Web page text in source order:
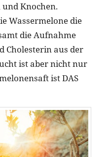
Knochen.
Wassermelone die
die Aufnahme
Cholesterin aus der
ist aber nicht nur
ist DAS